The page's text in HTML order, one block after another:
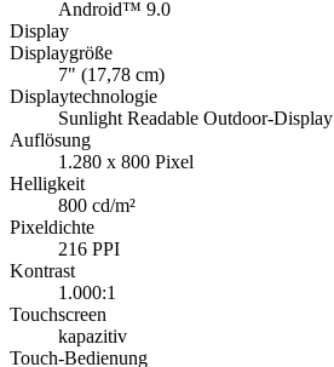
Android™ 9.0
Display
Displaygröße
7" (17,78 cm)
Displaytechnologie
Sunlight Readable Outdoor-Display
Auflösung
1.280 x 800 Pixel
Helligkeit
800 cd/m²
Pixeldichte
216 PPI
Kontrast
1.000:1
Touchscreen
kapazitiv
Touch-Bedienung